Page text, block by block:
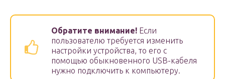
Обратите внимание! Если
пользователю требуется изменить
настройки устройства, то его с
помощью обыкновенного USB-кабеля
нужно подключить к компьютеру.